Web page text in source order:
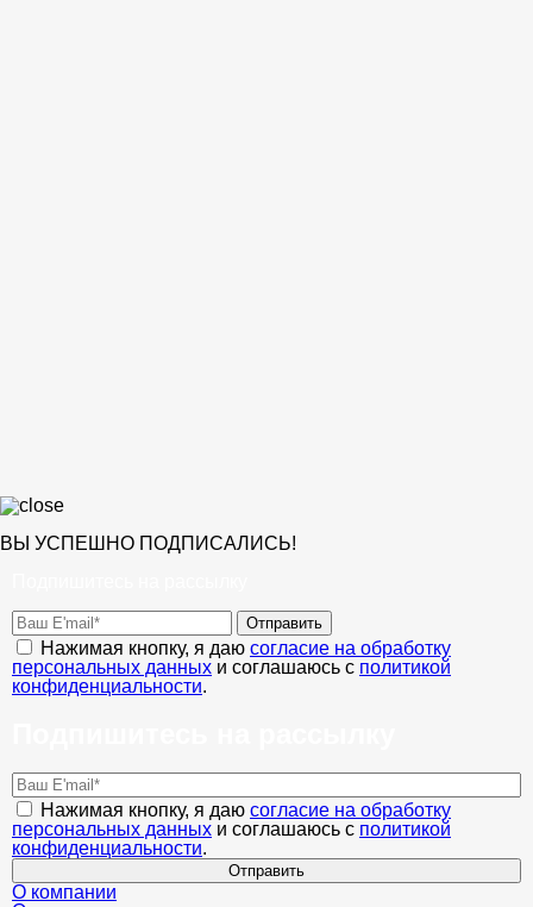
ВЫ УСПЕШНО ПОДПИСАЛИСЬ!
Отправить
Нажимая кнопку, я даю согласие на обработку
персональных данных и соглашаюсь с политикой
конфиденциальности.
Нажимая кнопку, я даю согласие на обработку
персональных данных и соглашаюсь с политикой
конфиденциальности.
Отправить
О компании